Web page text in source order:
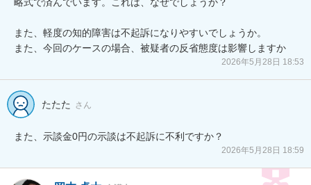
また、軽度の知的障害は不起訴になりやすいでしょうか。
また、今回のケースの場合、被疑者の反省態度は影響しますか
2026年5月28日 18:53
たたた さん
また、示談金0円の示談は不起訴に不利ですか？
2026年5月28日 18:59